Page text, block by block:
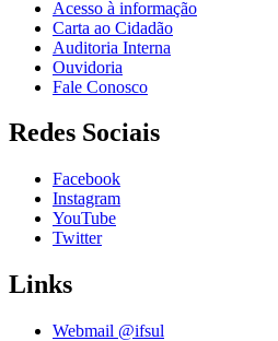
Acesso à informação
Carta ao Cidadão
Auditoria Interna
Ouvidoria
Fale Conosco
Redes Sociais
Facebook
Instagram
YouTube
Twitter
Links
Webmail @ifsul